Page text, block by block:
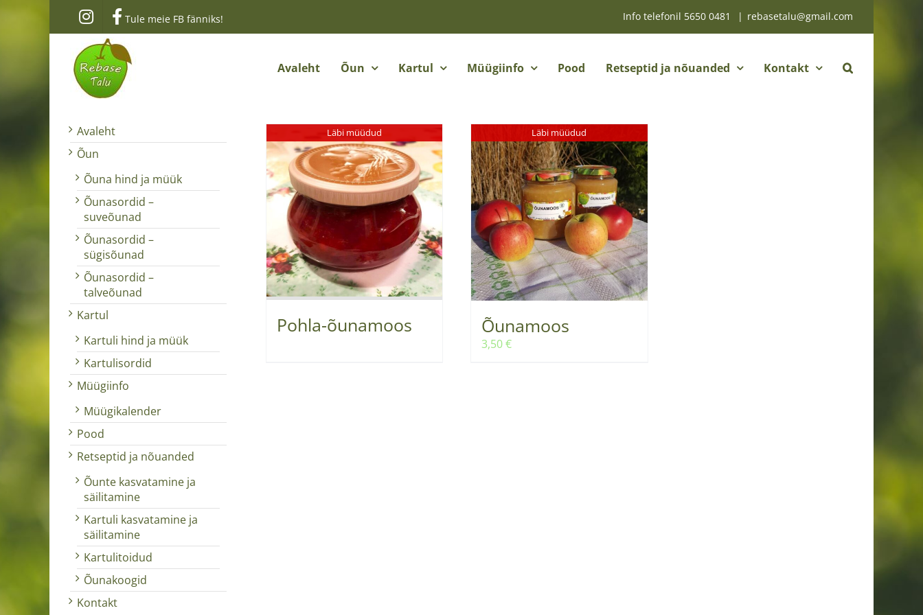
Tule meie FB fänniks! Info telefonil 5650 0481 | rebasetalu@gmail.com
Avaleht Õun Kartul Müügiinfo Pood Retseptid ja nõuanded Kontakt
Läbi müüdud
Pohla-õunamoos
Läbi müüdud
Õunamoos
3,50€
Avaleht
Õun
Õuna hind ja müük
Õunasordid –
suveõunad
Õunasordid –
sügisõunad
Õunasordid –
talveõunad
Kartul
Kartuli hind ja müük
Kartulisordid
Müügiinfo
Müügikalender
Pood
Retseptid ja nõuanded
Õunte kasvatamine ja
säilitamine
Kartuli kasvatamine ja
säilitamine
Kartulitoidud
Õunakoogid
Kontakt